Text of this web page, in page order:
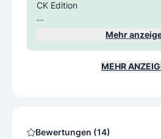
CK Edition
Die Auslieferung der komplett
nger, Rückwärtskipper und
Saris hat begonnen. Ab sofort
nhänger als Black Edition
heraus und erleben Sie die
Mehr
MEHR
Bewertungen (14)